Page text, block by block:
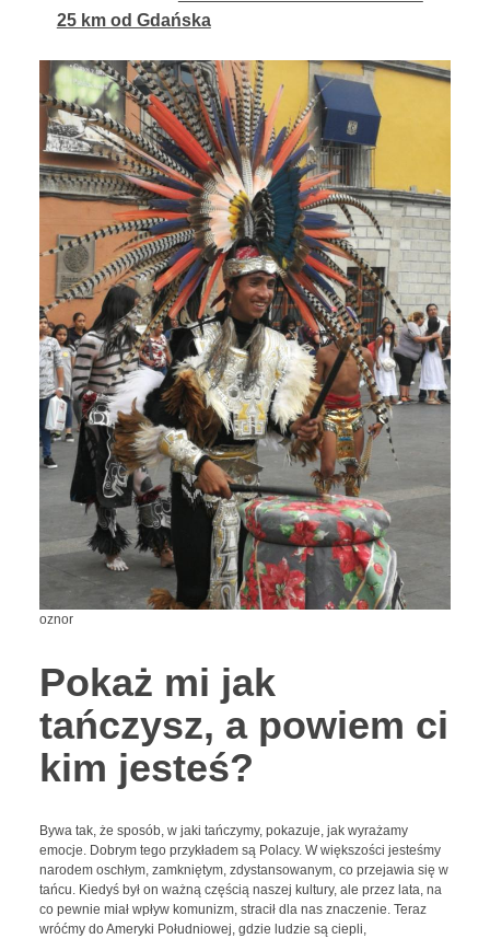
25 km od Gdańska
oznor
Pokaż mi jak
tańczysz, a powiem ci
kim jesteś?
Bywa tak, że sposób, w jaki tańczymy, pokazuje, jak wyrażamy
emocje. Dobrym tego przykładem są Polacy. W większości jesteśmy
narodem oschłym, zamkniętym, zdystansowanym, co przejawia się w
tańcu. Kiedyś był on ważną częścią naszej kultury, ale przez lata, na
co pewnie miał wpływ komunizm, stracił dla nas znaczenie. Teraz
wróćmy do Ameryki Południowej, gdzie ludzie są ciepli,